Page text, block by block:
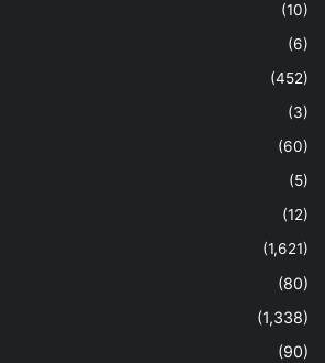
(10)
(6)
(452)
(3)
(60)
(5)
(12)
(1,621)
(80)
(1,338)
(90)